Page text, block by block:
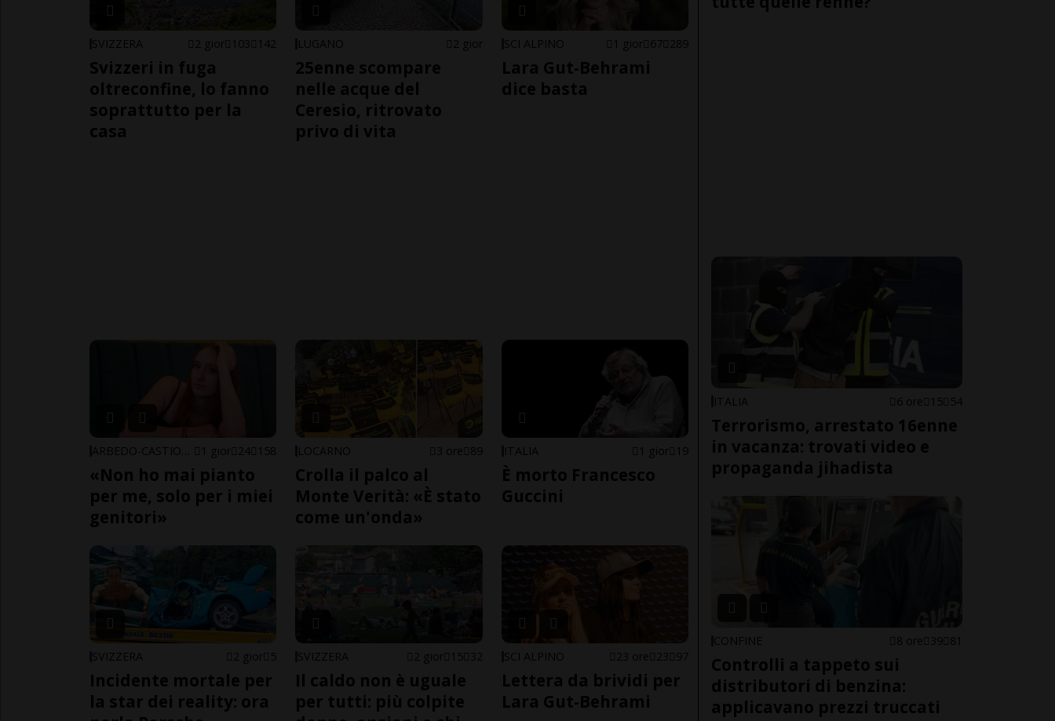
SVIZZERA 2 gior 103 142
Svizzeri in fuga
oltreconfine, lo fanno
soprattutto per la
casa
LUGANO 2 gior
25enne scompare
nelle acque del
Ceresio, ritrovato
privo di vita
SCI ALPINO 1 gior 67 289
Lara Gut-Behrami
dice basta
1 gior 24 158
«Non ho mai pianto
per me, solo per i miei
genitori»
LOCARNO 3 ore 89
Crolla il palco al
Monte Verità: «È stato
come un'onda»
ITALIA 1 gior 19
È morto Francesco
Guccini
SVIZZERA 2 gior 5
Incidente mortale per
la star dei reality: ora
SVIZZERA 2 gior 15 32
Il caldo non è uguale
per tutti: più colpite
SCI ALPINO 23 ore 23 97
Lettera da brividi per
Lara Gut-Behrami
ITALIA 6 ore 15 54
Terrorismo, arrestato 16enne
in vacanza: trovati video e
propaganda jihadista
CONFINE 8 ore 39 81
Controlli a tappeto sui
distributori di benzina:
applicavano prezzi truccati